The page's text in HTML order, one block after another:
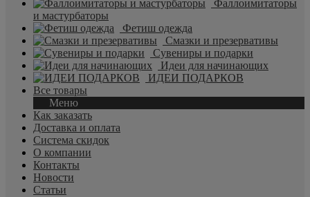
Фаллоимитаторы
и мастурбаторы
Фетиш одежда
Смазки и презервативы
Сувениры и подарки
Идеи для начинающих
ИДЕИ ПОДАРКОВ
Все товары
Меню
Как заказать
Доставка и оплата
Система скидок
О компании
Контакты
Новости
Статьи